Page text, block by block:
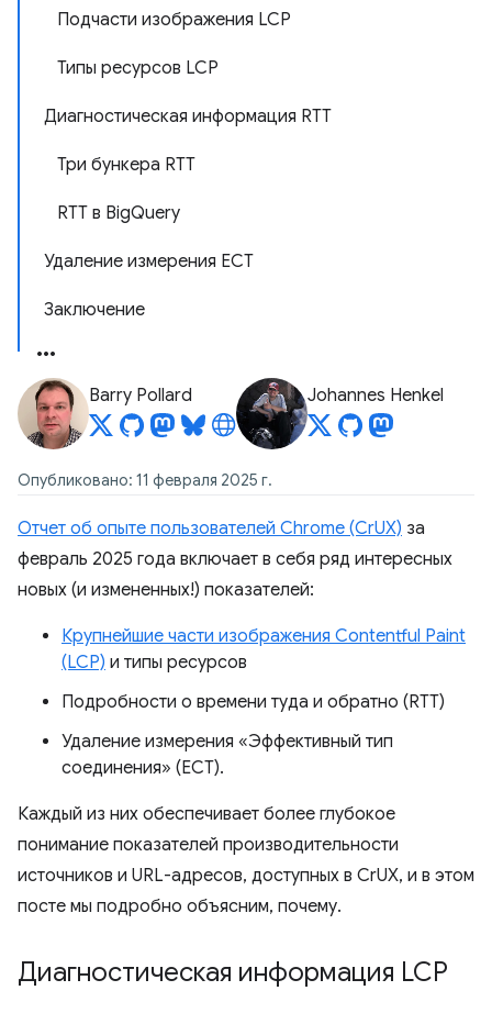
Подчасти изображения LCP
Типы ресурсов LCP
Диагностическая информация RTT
Три бункера RTT
RTT в BigQuery
Удаление измерения ECT
Заключение
Barry Pollard Johannes Henkel
Опубликовано: 11 февраля 2025 г.
Отчет об опыте пользователей Chrome (CrUX) за
февраль 2025 года включает в себя ряд интересных
новых (и измененных!) показателей:
Крупнейшие части изображения Contentful Paint
(LCP) и типы ресурсов
Подробности о времени туда и обратно (RTT)
Удаление измерения «Эффективный тип
соединения» (ECT).
Каждый из них обеспечивает более глубокое
понимание показателей производительности
источников и URL-адресов, доступных в CrUX, и в этом
посте мы подробно объясним, почему.
Диагностическая информация LCP